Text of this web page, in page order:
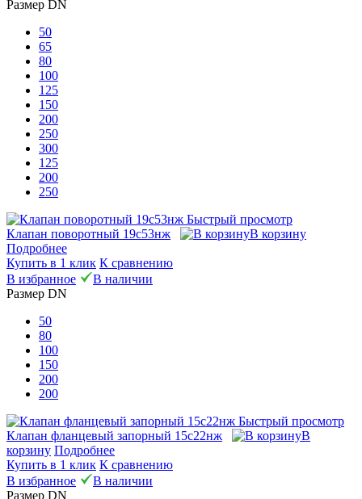
Размер DN
50
65
80
100
125
150
200
250
300
125
200
250
Быстрый просмотр
Клапан поворотный 19с53нж
В корзину
Подробнее
Купить в 1 клик К сравнению
В избранное
В наличии
Размер DN
50
80
100
150
200
200
Быстрый просмотр
Клапан фланцевый запорный 15с22нж
В
корзину Подробнее
Купить в 1 клик К сравнению
В избранное
В наличии
Размер DN